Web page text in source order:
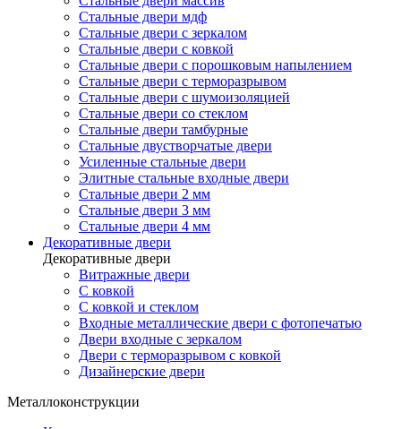
Стальные двери мдф
Стальные двери с зеркалом
Стальные двери с ковкой
Стальные двери с порошковым напылением
Стальные двери с терморазрывом
Стальные двери с шумоизоляцией
Стальные двери со стеклом
Стальные двери тамбурные
Стальные двустворчатые двери
Усиленные стальные двери
Элитные стальные входные двери
Стальные двери 2 мм
Стальные двери 3 мм
Стальные двери 4 мм
Декоративные двери
Декоративные двери
Витражные двери
С ковкой
С ковкой и стеклом
Входные металлические двери с фотопечатью
Двери входные с зеркалом
Двери с терморазрывом с ковкой
Дизайнерские двери
Металлоконструкции